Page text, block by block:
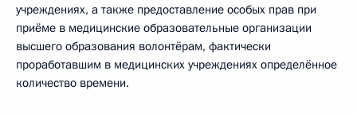
учреждениях, а также предоставление особых прав при
приёме в медицинские образовательные организации
высшего образования волонтёрам, фактически
проработавшим в медицинских учреждениях определённое
количество времени.